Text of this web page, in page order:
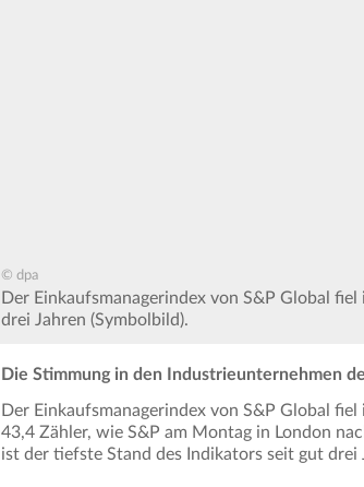
© dpa
Der Einkaufsmanagerindex von S&P Global
drei Jahren (Symbolbild).
Die Stimmung in den Industrieunternehmen
Der Einkaufsmanagerindex von S&P Global
43,4 Zähler, wie S&P am Montag in London
ist der tiefste Stand des Indikators seit gut drei